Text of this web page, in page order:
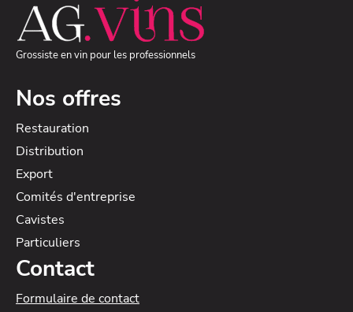
Grossiste en vin pour les professionnels
Nos offres
Restauration
Distribution
Export
Comités d'entreprise
Cavistes
Particuliers
Contact
Formulaire de contact